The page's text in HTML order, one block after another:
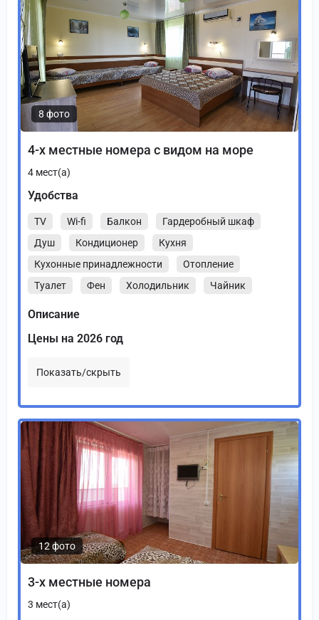
8 фото
4-х местные номера с видом на море
4 мест(а)
Удобства
TV Wi-fi Балкон
Гардеробный шкаф
Душ
Кондиционер
Кухня
Кухонные принадлежности
Отопление
Туалет
Фен Холодильник Чайник
Описание
Цены на 2026 год
Показать/скрыть
12 фото
3-х местные номера
3 мест(а)